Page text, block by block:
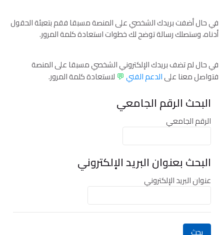
في حال أضفت بريدك الشخصي على المنصة مسبقا فقم بتعبئة الحقول
أدناه، وستصلك رسالة توضح لك خطوات استعادة كلمة المرور.
في حال لم تضف بريدك الإلكتروني الشخصي مسبقا على المنصة
فتواصل معنا علىالدعم الفني💬 لاستعادة كلمة المرور.
البحث الرقم الجامعي
البحث الرقم الجامعي
الرقم الجامعي
البحث بعنوان البريد الإلكتروني
البحث بعنوان البريد الإلكتروني
عنوان البريد الإلكتروني